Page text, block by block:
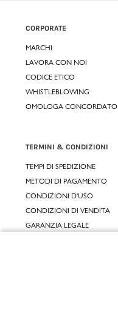
CORPORATE
MARCHI
LAVORA CON NOI
CODICE ETICO
WHISTLEBLOWING
OMOLOGA CONCORDATO
TERMINI & CONDIZIONI
TEMPI DI SPEDIZIONE
METODI DI PAGAMENTO
CONDIZIONI D'USO
CONDIZIONI DI VENDITA
GARANZIA LEGALE